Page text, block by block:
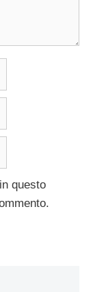
questo